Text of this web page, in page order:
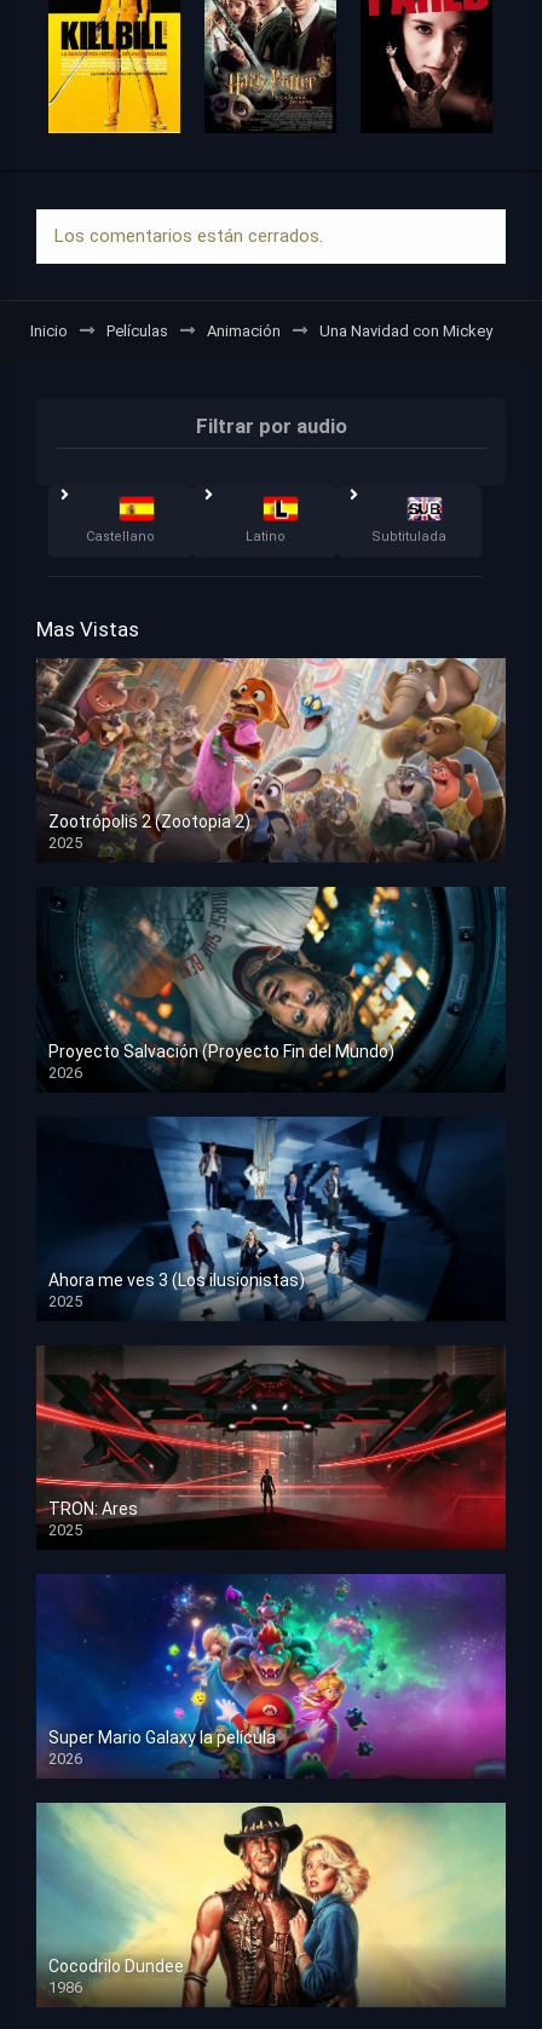
Los comentarios están cerrados.
Inicio Películas Animación Una Navidad con Mickey
Filtrar por audio
Castellano Latino Subtitulada
Mas Vistas
Zootrópolis 2 (Zootopia 2)
2025
HD 1080p
Proyecto Salvación (Proyecto Fin del Mundo)
2026
HD 1080p
Ahora me ves 3 (Los ilusionistas)
2025
HD 1080p
TRON: Ares
2025
HD 1080p
Super Mario Galaxy la película
2026
HD 1080p
Cocodrilo Dundee
1986
HD 1080p